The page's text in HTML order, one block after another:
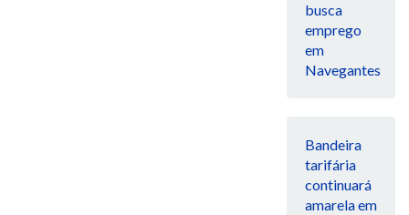
busca
emprego
em
Navegantes
Bandeira
tarifária
continuará
amarela em